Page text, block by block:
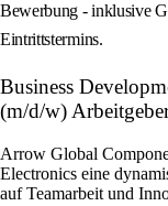
Bewerbung - inklusive
Eintrittstermins.
Business
(m/d/w)
Arrow Global
Electronics eine
auf Teamarbeit und